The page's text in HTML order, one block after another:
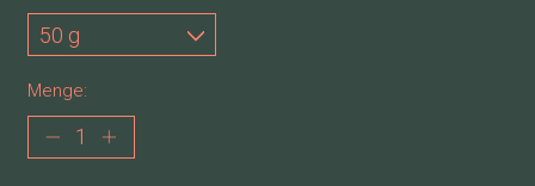
Menge: